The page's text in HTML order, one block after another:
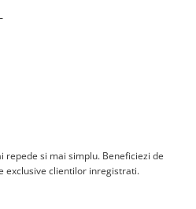
de curent?
A pe conductor de faza, aparatul
curenti mai mari se utilizeaza
selectate si montate conform
repede si mai simplu. Beneficiezi de
exclusive clientilor inregistrati.